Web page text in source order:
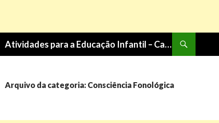
Atividades para a Educação Infantil – Cantinho do Saber
CONTEÚDO
Arquivo da categoria: Consciência Fonológica